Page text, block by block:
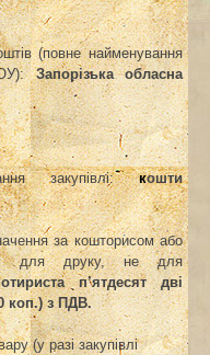
(повне найменування
:Запорізька обласна
закупівлі:кошти
за кошторисом або
(не для друку, не для
п’ятдесят дві
коп.) з ПДВ.
(у разі закупівлі